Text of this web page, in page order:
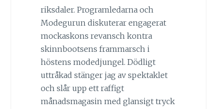
riksdaler. Programledarna och
Modegurun diskuterar engagerat
mockaskons revansch kontra
skinnbootsens frammarsch i
höstens modedjungel. Dödligt
uttråkad stänger jag av spektaklet
och slår upp ett raffigt
månadsmagasin med glansigt tryck